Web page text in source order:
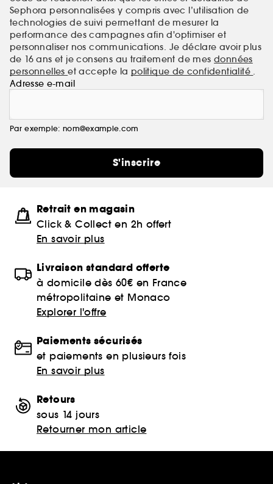
Sephora personnalisées y compris avec l’utilisation de
technologies de suivi permettant de mesurer la
performance des campagnes afin d'optimiser et
personnaliser nos communications. Je déclare avoir plus
de 16 ans et je consens au traitement de mes données
personnelleset accepte la politique de confidentialité .
Adresse e-mail
Par exemple: nom@example.com
S'inscrire
Retrait en magasin
Click & Collect en 2h offert
En savoir plus
Livraison standard offerte
à domicile dès 60€ en France
métropolitaine et Monaco
Explorer l'offre
Paiements sécurisés
et paiements en plusieurs fois
En savoir plus
Retours
sous 14 jours
Retourner mon article